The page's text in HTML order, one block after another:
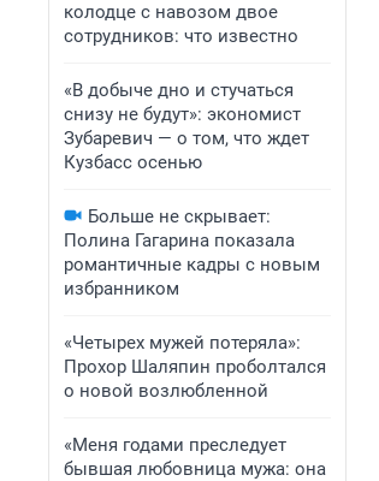
колодце с навозом двое
сотрудников: что известно
«В добыче дно и стучаться
снизу не будут»: экономист
Зубаревич — о том, что ждет
Кузбасс осенью
Больше не скрывает:
Полина Гагарина показала
романтичные кадры с новым
избранником
«Четырех мужей потеряла»:
Прохор Шаляпин проболтался
о новой возлюбленной
«Меня годами преследует
бывшая любовница мужа: она